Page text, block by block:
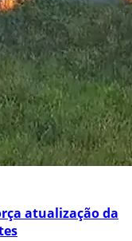
atualização da